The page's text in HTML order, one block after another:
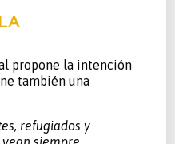
propone la intención
también una
refugiados y